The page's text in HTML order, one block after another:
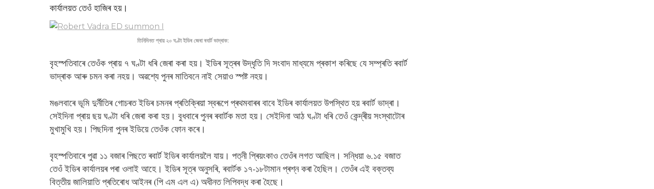
কাৰ্যালয়ত তেওঁ হাজিৰ হয়।
তিনিদিনত প্ৰায় ২০ ঘণ্টা ইডিৰ জেৰা ৰবাৰ্ট ভাদ্ৰাক:
বৃহস্পতিবাৰে তেওঁক প্ৰায় ৭ ঘণ্টা ধৰি জেৰা কৰা হয়। ইডিৰ সূত্ৰৰ উদ্ধৃতি দি সংবাদ মাধ্যমে প্ৰকাশ কৰিছে যে সম্প্ৰতি ৰবাৰ্ট
ভাদ্ৰাক আৰু চমন কৰা নহয়। অৱশ্যে পুনৰ মাতিবনে নাই সেয়াও স্পষ্ট নহয়।
মঙলবাৰে ভূমি দুৰ্নীতিৰ গোচৰত ইডিৰ চমনৰ প্ৰতিক্ৰিয়া স্বৰূপে প্ৰথমবাৰৰ বাবে ইডিৰ কাৰ্যালয়ত উপস্থিত হয় ৰবাৰ্ট ভাদ্ৰা।
সেইদিনা প্ৰায় ছয় ঘণ্টা ধৰি জেৰা কৰা হয়। বুধবাৰে পুনৰ ৰবাৰ্টক মতা হয়। সেইদিনা আঠ ঘণ্টা ধৰি তেওঁ কেন্দ্ৰীয় সংস্থাটোৰ
মুখামুখি হয়। পিছদিনা পুনৰ ইডিয়ে তেওঁক ফোন কৰে।
বৃহস্পতিবাৰে পুৱা ১১ বজাৰ পিছতে ৰবাৰ্ট ইডিৰ কাৰ্যালয়লৈ যায়। পত্নী প্ৰিয়ংকাও তেওঁৰ লগত আছিল। সন্ধিয়া ৬.১৫ বজাত
তেওঁ ইডিৰ কাৰ্যালয়ৰ পৰা ওলাই আহে। ইডিৰ সূত্ৰ অনুসৰি, ৰবাৰ্টক ১৭-১৮টামান প্ৰশ্ন কৰা হৈছিল। তেওঁৰ এই বক্তব্য
বিত্তীয় জালিয়াতি প্ৰতিৰোধ আইনৰ (পি এম এল এ) অধীনত লিপিবদ্ধ কৰা হৈছে।